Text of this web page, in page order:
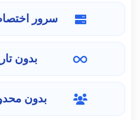
سرور
بدون
بدون